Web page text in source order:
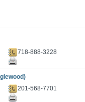
718-888-3228
201-568-7701